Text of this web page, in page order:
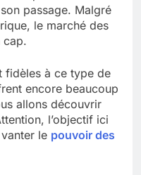
passage. Malgré
le marché des
cap.
fidèles à ce type de
encore beaucoup
allons découvrir
l’objectif ici
le pouvoir des